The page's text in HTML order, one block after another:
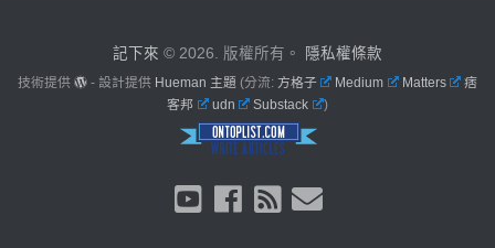
記下來 © 2026. 版權所有。 隱私權條款
技術提供 - 設計提供 Hueman 主題 (分流: 方格子 Medium Matters
痞
客邦
udn Substack )